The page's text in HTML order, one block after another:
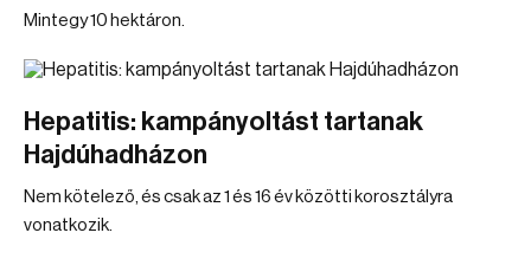
Mintegy 10 hektáron.
Hepatitis: kampányoltást tartanak
Hajdúhadházon
Nem kötelező, és csak az 1 és 16 év közötti korosztályra
vonatkozik.